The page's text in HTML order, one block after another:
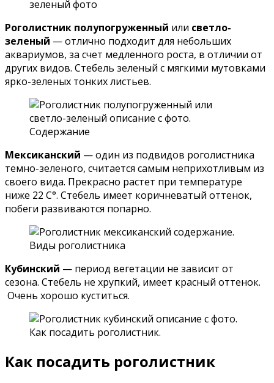
Роголистник полупогруженный или светло-
зеленый — отлично подходит для небольших
аквариумов, за счет медленного роста, в отличии от
других видов. Стебель зеленый с мягкими мутовками
ярко-зеленых тонких листьев.
Мексиканский — один из подвидов роголистника
темно-зеленого, считается самым неприхотливым из
своего вида. Прекрасно растет при температуре
ниже 22 С°. Стебель имеет коричневатый оттенок,
побеги развиваются попарно.
Кубинский — период вегетации не зависит от
сезона. Стебель не хрупкий, имеет красный оттенок.
Очень хорошо куститься.
Как посадить роголистник